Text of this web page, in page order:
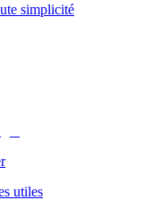
simplicité
utiles